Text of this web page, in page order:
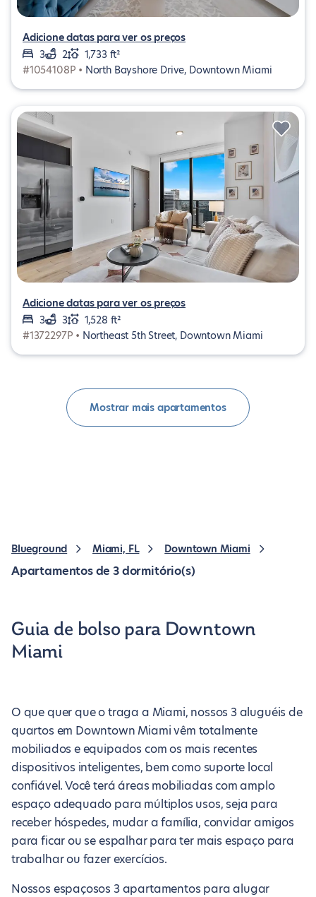
Adicione datas para ver os preços
3
2
1,733 ft²
#1054108P • North Bayshore Drive, Downtown Miami
Adicione datas para ver os preços
3
3
1,528 ft²
#1372297P • Northeast 5th Street, Downtown Miami
Mostrar mais apartamentos
Blueground Miami, FL Downtown Miami
Apartamentos de 3 dormitório(s)
Guia de bolso para Downtown
Miami
O que quer que o traga a Miami, nossos 3 aluguéis de
quartos em Downtown Miami vêm totalmente
mobiliados e equipados com os mais recentes
dispositivos inteligentes, bem como suporte local
confiável. Você terá áreas mobiliadas com amplo
espaço adequado para múltiplos usos, seja para
receber hóspedes, mudar a família, convidar amigos
para ficar ou se espalhar para ter mais espaço para
trabalhar ou fazer exercícios.
Nossos espaçosos 3 apartamentos para alugar